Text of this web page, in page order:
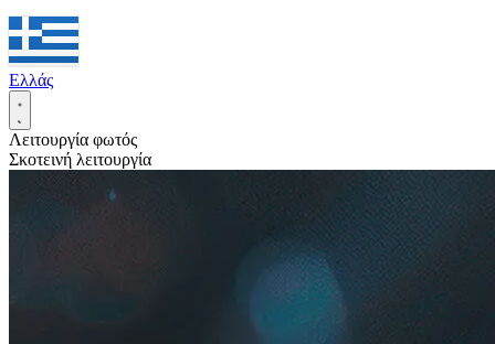
Ελλάς
Λειτουργία φωτός
Σκοτεινή λειτουργία